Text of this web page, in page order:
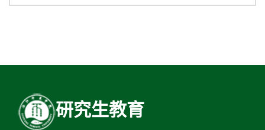
研究生教育